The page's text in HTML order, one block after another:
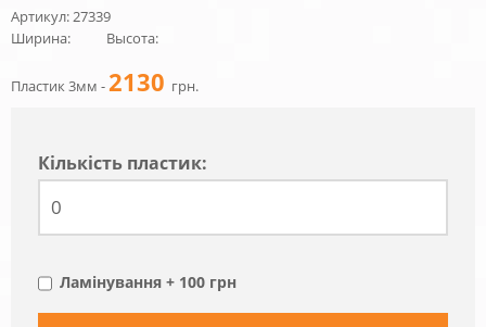
Артикул: 27339
Ширина:
Высота:
Пластик 3мм -2130 грн.
Кiлькiсть пластик:
Ламінування + 100 грн